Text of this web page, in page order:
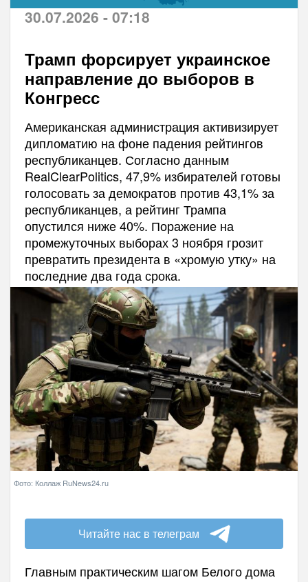
30.07.2026 - 07:18
Трамп форсирует украинское
направление до выборов в
Конгресс
Американская администрация активизирует
дипломатию на фоне падения рейтингов
республиканцев. Согласно данным
RealClearPolitics, 47,9% избирателей готовы
голосовать за демократов против 43,1% за
республиканцев, а рейтинг Трампа
опустился ниже 40%. Поражение на
промежуточных выборах 3 ноября грозит
превратить президента в «хромую утку» на
последние два года срока.
Фото: Коллаж RuNews24.ru
Читайте нас в телеграм
Главным практическим шагом Белого дома